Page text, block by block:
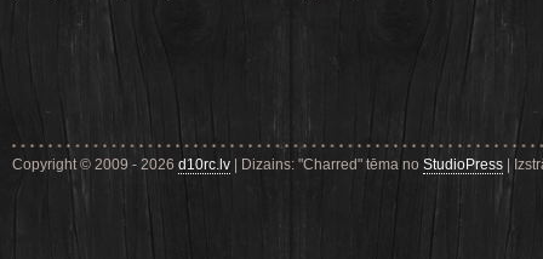
Copyright © 2009 - 2026 d10rc.lv | Dizains: "Charred" tēma no StudioPress |